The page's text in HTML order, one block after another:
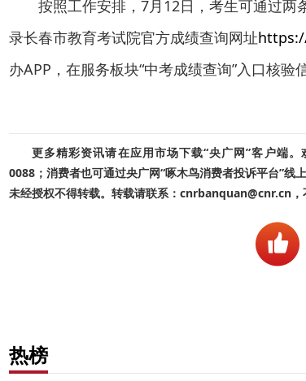
按照工作安排，7月12日，考生可通过两
录长春市教育考试院官方成绩查询网址
办APP，在服务板块“中考成绩查询”入口核验
更多精彩资讯请在应用市场下载“央广网”客户端
0088；消费者也可通过央广网“啄木鸟消费者投诉平台”线
未经授权不得转载。转载请联系：cnrbanquan@cnr.cn，
热榜